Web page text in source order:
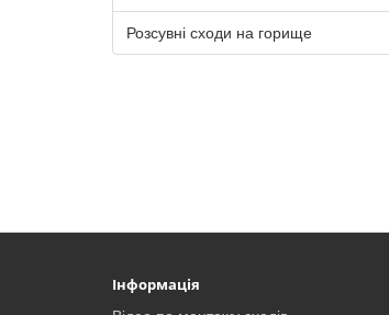
Розсувні сходи на горище
Інформація